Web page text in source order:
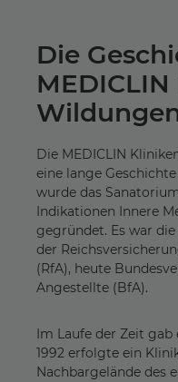
In unserem Haus
Pain Nurse
Wundexperte/in ICW
Sehbehinderten-
Fachberater/in
Co-Therapeut/in
Die
Die MEDICLIN
eine lange
wurde das
Indikationen Innere
gegründet. Es war
der
(RfA), heute
Angestellte (BfA).
Im Laufe der Zeit
1992 erfolgte ein
Nachbargelände des